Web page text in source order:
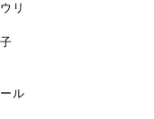
リ
ル